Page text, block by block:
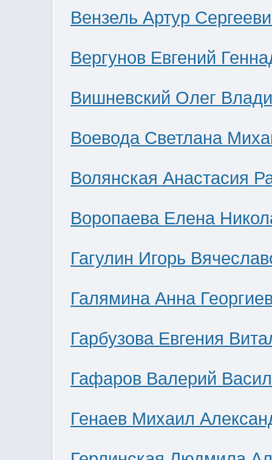
Вензель Артур
Вергунов Евгений
Вишневский Олег
Воевода Светлана
Волянская Анастасия
Воропаева Елена
Гагулин Игорь
Галямина Анна
Гарбузова Евгения
Гафаров Валерий
Генаев Михаил